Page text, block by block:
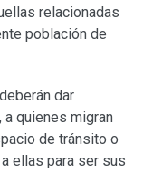
relacionadas
población de
dar
quienes migran
de tránsito o
ellas para ser sus